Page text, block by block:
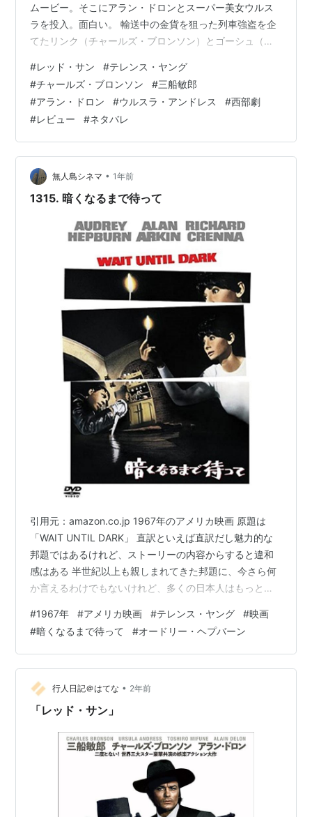
ムービー。そこにアラン・ドロンとスーパー美女ウルス
ラを投入。面白い。 輸送中の金貨を狙った列車強盗を企
てたリンク（チャールズ・ブロンソン）とゴーシュ（ア
裏切って、リンクの乗っている車両にダイナマイトを投
げつけ始末しようとしたが、リンクは一命を取り留め
る。 その列車の特別車両には米大統領に会いに行く途中
の日本の大使団が乗り合わせていた。ここで殺されては
ならないと大使は持ってゆけと金を差し出すが、ゴーシ
ュは豪華な箱に目をつける。それは日本の帝から大…
#レッド・サン #テレンス・ヤング
#チャールズ・ブロンソン #三船敏郎
#アラン・ドロン #ウルスラ・アンドレス #西部劇
#レビュー #ネタバレ
無人島シネマ • 1年前
1315. 暗くなるまで待って
引用元：amazon.co.jp 1967年のアメリカ映画 原題は
「WAIT UNTIL DARK」 直訳といえば直訳だし魅力的な
邦題ではあるけれど、ストーリーの内容からすると違和
感はある 半世紀以上も親しまれてきた邦題に、今さら何
か言えるわけでもないけれど、多くの日本人はもっとロ
トリオール発、ニューヨーク行きのエア・カナダ ひとり
の女性が、人形の中にヘロインを詰め込み密輸する JFK
空港に到着したところで、同じ便に搭乗していたカメラ
マンのサム（エルフレム・ジンバリスト・ジュニア）
は、見知らぬこの女性から人形を預かる サムは不審に思
いながらも…
#1967年 #アメリカ映画 #テレンス・ヤング #映画
#暗くなるまで待って #オードリー・ヘプバーン
行人日記＠はてな • 2年前
「レッド・サン」